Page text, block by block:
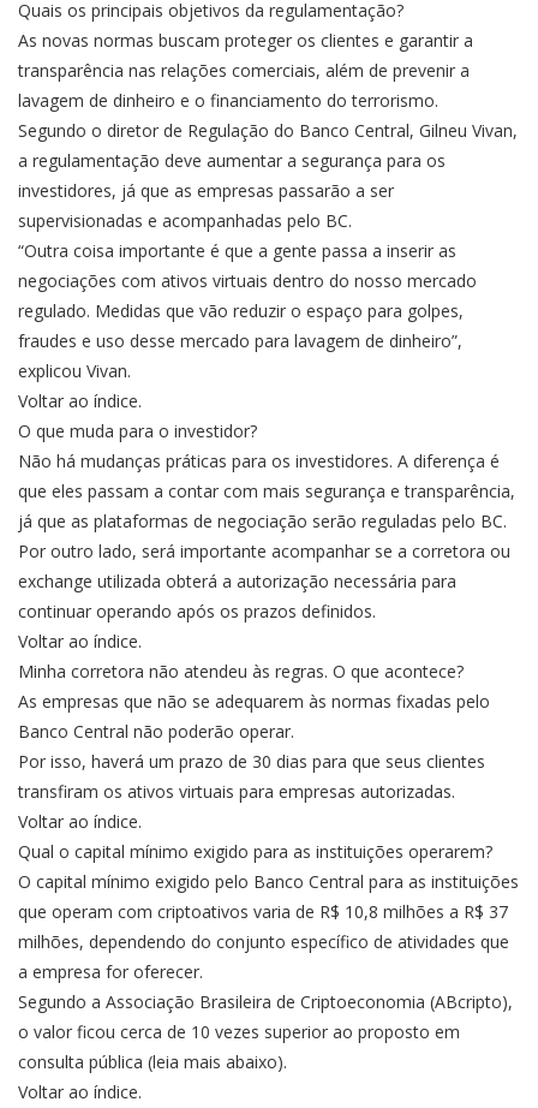
Quais os principais objetivos da regulamentação?
As novas normas buscam proteger os clientes e garantir a
transparência nas relações comerciais, além de prevenir a
lavagem de dinheiro e o financiamento do terrorismo.
Segundo o diretor de Regulação do Banco Central, Gilneu Vivan,
a regulamentação deve aumentar a segurança para os
investidores, já que as empresas passarão a ser
supervisionadas e acompanhadas pelo BC.
“Outra coisa importante é que a gente passa a inserir as
negociações com ativos virtuais dentro do nosso mercado
regulado. Medidas que vão reduzir o espaço para golpes,
fraudes e uso desse mercado para lavagem de dinheiro”,
explicou Vivan.
Voltar ao índice.
O que muda para o investidor?
Não há mudanças práticas para os investidores. A diferença é
que eles passam a contar com mais segurança e transparência,
já que as plataformas de negociação serão reguladas pelo BC.
Por outro lado, será importante acompanhar se a corretora ou
exchange utilizada obterá a autorização necessária para
continuar operando após os prazos definidos.
Voltar ao índice.
Minha corretora não atendeu às regras. O que acontece?
As empresas que não se adequarem às normas fixadas pelo
Banco Central não poderão operar.
Por isso, haverá um prazo de 30 dias para que seus clientes
transfiram os ativos virtuais para empresas autorizadas.
Voltar ao índice.
Qual o capital mínimo exigido para as instituições operarem?
O capital mínimo exigido pelo Banco Central para as instituições
que operam com criptoativos varia de R$ 10,8 milhões a R$ 37
milhões, dependendo do conjunto específico de atividades que
a empresa for oferecer.
Segundo a Associação Brasileira de Criptoeconomia (ABcripto),
o valor ficou cerca de 10 vezes superior ao proposto em
consulta pública (leia mais abaixo).
Voltar ao índice.